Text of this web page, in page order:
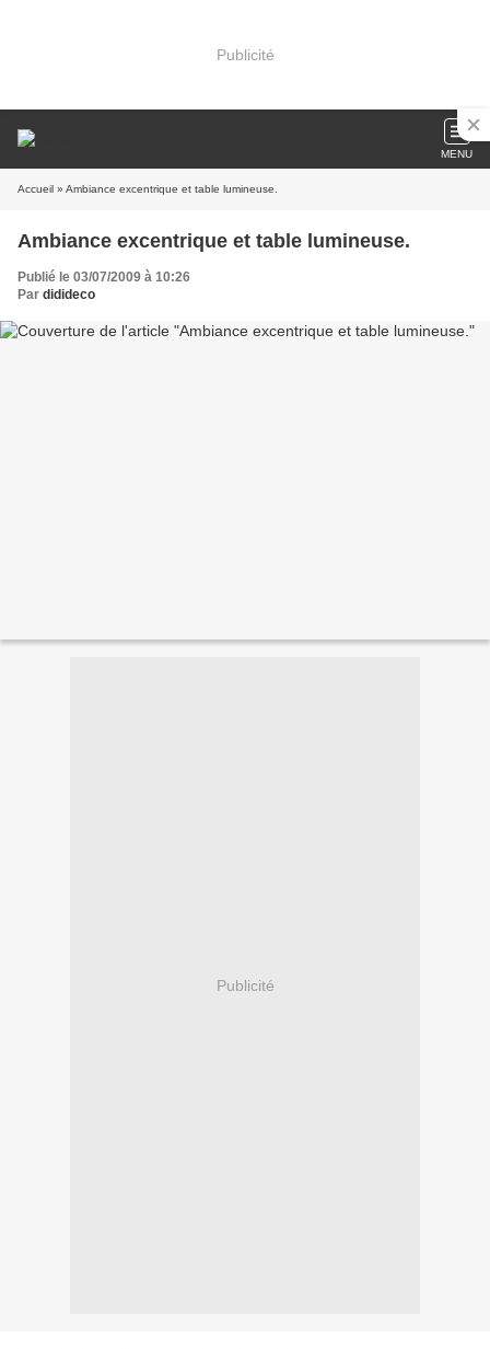
Publicité
MENU
Accueil » Ambiance excentrique et table lumineuse.
Ambiance excentrique et table lumineuse.
Publié le 03/07/2009 à 10:26
Par didideco
Publicité